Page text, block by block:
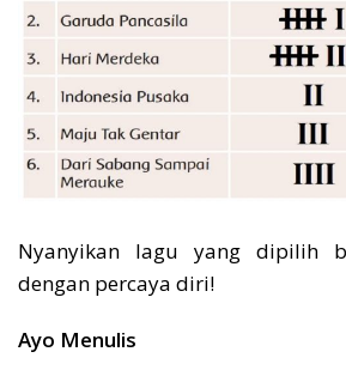
Nyanyikan lagu yang dipilih
dengan percaya diri!
Ayo Menulis